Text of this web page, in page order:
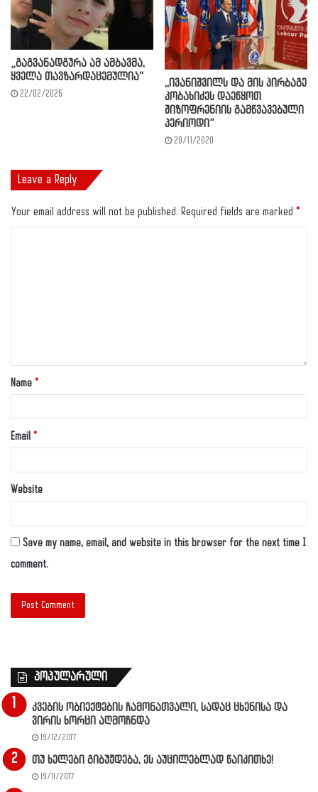
„გაგვანადგურა ამ ამბავმა,
ყველა თავზარდაცემულია“
22/02/2026
,,ივანიშვილს და მის პირბაგე
კობახიძეს დაეწყოთ
შიზოფრენიის გამწვავებული
პერიოდი”
20/11/2020
Leave a Reply
Your email address will not be published. Required fields are marked *
Name *
Email *
Website
Save my name, email, and website in this browser for the next time I
comment.
პოპულარული
კვების ობიექტების ჩამონათვალი, სადაც ცხენისა და
ვირის ხორცი აღმოჩნდა
19/12/2017
თუ ხელები გიბუჟდება, ეს აუცილებლად წაიკითხე!
19/11/2017